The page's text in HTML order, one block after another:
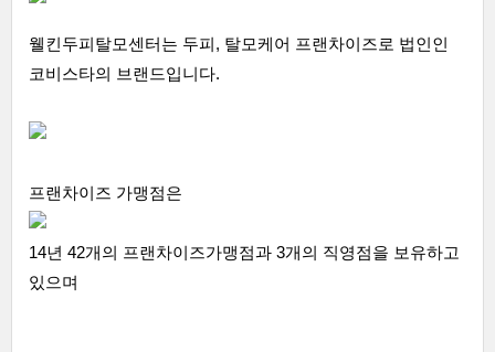
웰킨두피탈모센터는 두피, 탈모케어 프랜차이즈로 법인인
코비스타의 브랜드입니다.
프랜차이즈 가맹점은
14년 42개의 프랜차이즈가맹점과 3개의 직영점을 보유하고
있으며